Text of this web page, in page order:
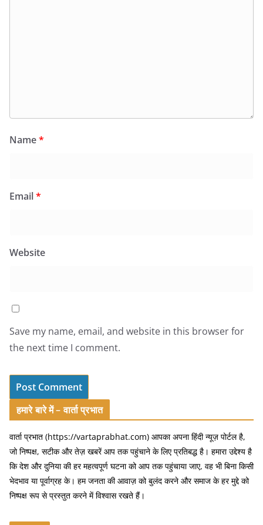
Name*
Email*
Website
Save my name, email, and website in this browser for
the next time I comment.
हमारे बारे में – वार्ता प्रभात
वार्ता प्रभात (https://vartaprabhat.com) आपका अपना हिंदी न्यूज़ पोर्टल है,
जो निष्पक्ष, सटीक और तेज़ खबरें आप तक पहुंचाने के लिए प्रतिबद्ध है। हमारा उद्देश्य है
कि देश और दुनिया की हर महत्वपूर्ण घटना को आप तक पहुंचाया जाए, वह भी बिना किसी
भेदभाव या पूर्वाग्रह के। हम जनता की आवाज़ को बुलंद करने और समाज के हर मुद्दे को
निष्पक्ष रूप से प्रस्तुत करने में विश्वास रखते हैं।